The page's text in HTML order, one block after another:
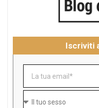
Iscriviti